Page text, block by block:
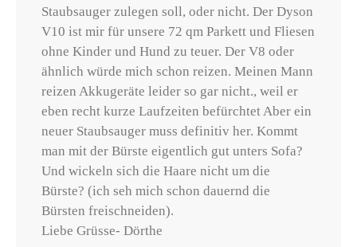
Staubsauger zulegen soll, oder nicht. Der Dyson
V10 ist mir für unsere 72 qm Parkett und Fliesen
ohne Kinder und Hund zu teuer. Der V8 oder
ähnlich würde mich schon reizen. Meinen Mann
reizen Akkugeräte leider so gar nicht., weil er
eben recht kurze Laufzeiten befürchtet Aber ein
neuer Staubsauger muss definitiv her. Kommt
man mit der Bürste eigentlich gut unters Sofa?
Und wickeln sich die Haare nicht um die
Bürste? (ich seh mich schon dauernd die
Bürsten freischneiden).
Liebe Grüsse- Dörthe